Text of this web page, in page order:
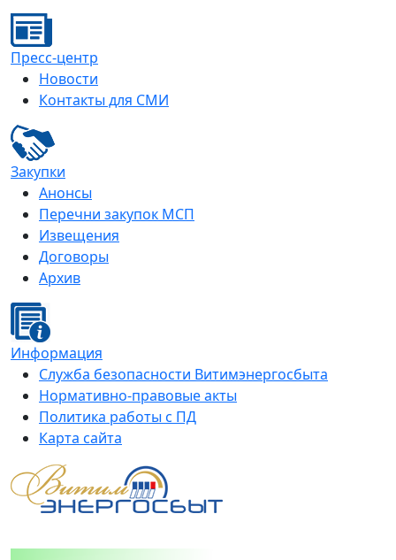
Пресс-центр
Новости
Контакты для СМИ
Закупки
Анонсы
Перечни закупок МСП
Извещения
Договоры
Архив
Информация
Служба безопасности Витимэнергосбыта
Нормативно-правовые акты
Политика работы с ПД
Карта сайта